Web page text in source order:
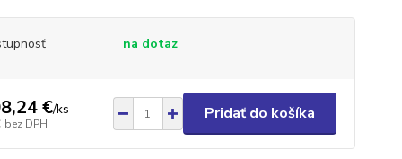
na dotaz
€/ks
bez DPH
Pridať do košíka